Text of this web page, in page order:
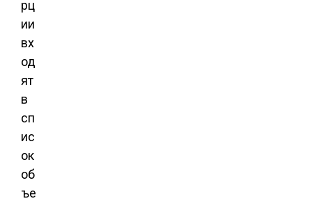
рц
ии
вх
од
ят
в
сп
ис
ок
об
ъе